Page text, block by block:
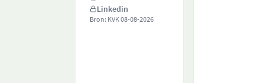
Linkedin
Bron: KVK08-08-2026